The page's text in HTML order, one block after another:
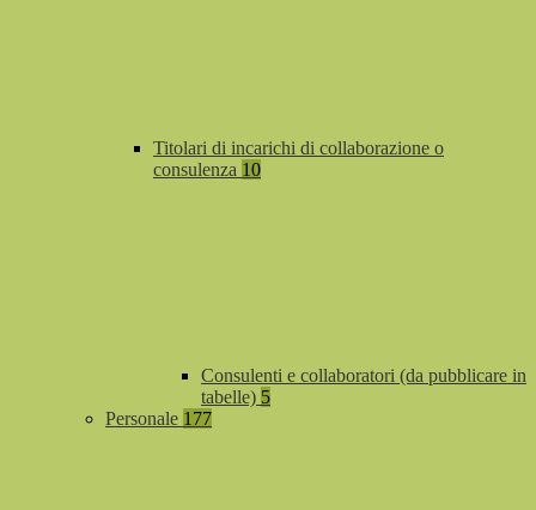
Titolari di incarichi di collaborazione o
consulenza 10
Consulenti e collaboratori (da pubblicare in
tabelle) 5
Personale 177